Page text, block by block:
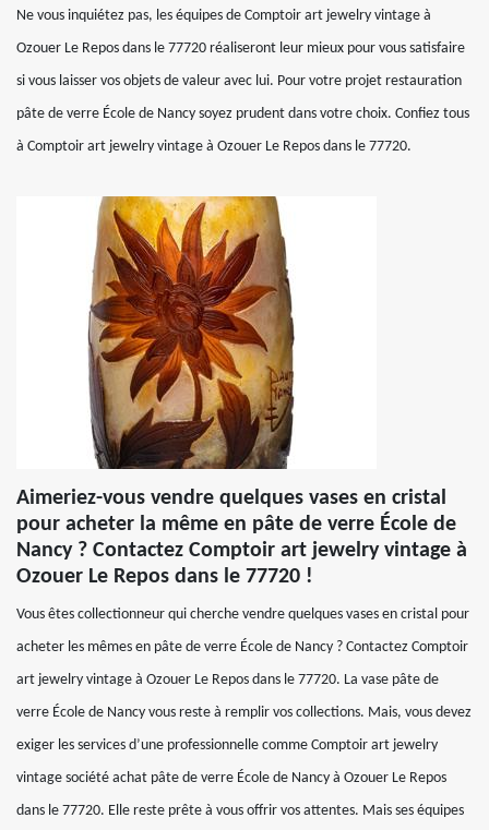
Ne vous inquiétez pas, les équipes de Comptoir art jewelry vintage à
Ozouer Le Repos dans le 77720 réaliseront leur mieux pour vous satisfaire
si vous laisser vos objets de valeur avec lui. Pour votre projet restauration
pâte de verre École de Nancy soyez prudent dans votre choix. Confiez tous
à Comptoir art jewelry vintage à Ozouer Le Repos dans le 77720.
Aimeriez-vous vendre quelques vases en cristal
pour acheter la même en pâte de verre École de
Nancy ? Contactez Comptoir art jewelry vintage à
Ozouer Le Repos dans le 77720 !
Vous êtes collectionneur qui cherche vendre quelques vases en cristal pour
acheter les mêmes en pâte de verre École de Nancy ? Contactez Comptoir
art jewelry vintage à Ozouer Le Repos dans le 77720. La vase pâte de
verre École de Nancy vous reste à remplir vos collections. Mais, vous devez
exiger les services d’une professionnelle comme Comptoir art jewelry
vintage société achat pâte de verre École de Nancy à Ozouer Le Repos
dans le 77720. Elle reste prête à vous offrir vos attentes. Mais ses équipes